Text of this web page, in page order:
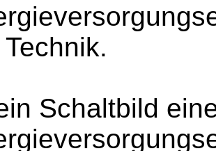
Schaltbild